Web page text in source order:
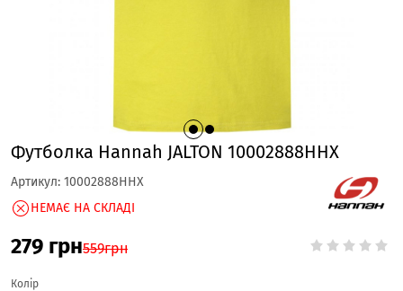
Футболка Hannah JALTON 10002888HHX
Артикул: 10002888HHX
НЕМАЄ НА СКЛАДІ
279 грн559грн
Колір